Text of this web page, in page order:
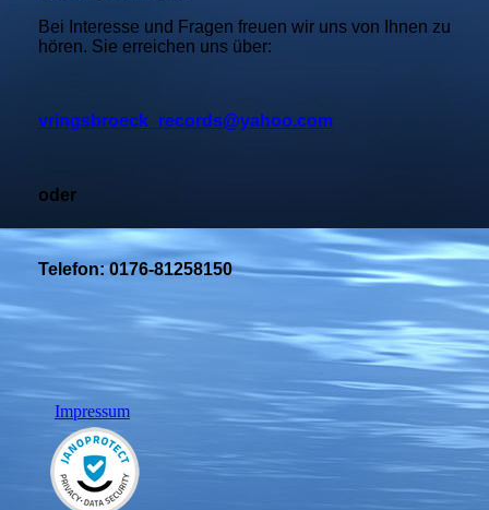
Bei Interesse und Fragen freuen wir uns von Ihnen zu
hören. Sie erreichen uns über:
vringsbroeck_records@yahoo.com
oder
Telefon: 0176-81258150
Impressum